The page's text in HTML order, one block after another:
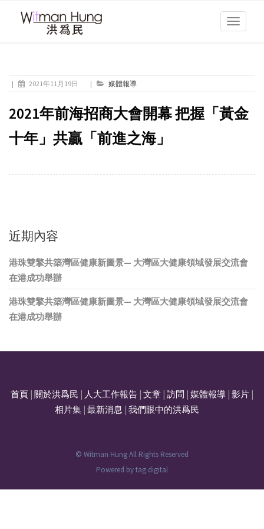
Toggle
| 2021年11月19日 | 媒體報導
2021年前海招商大會開幕 把握「黃金
十年」共贏「前進之海」
近期內容
港珠雙擎共築灣區健康新圖景— 大灣區大健康領域發展交流會
在港成功舉辦
港珠雙擎共築灣區健康新圖景— 大灣區大健康領域發展交流會
在港成功舉辦
首頁 關於洪爲民 人大工作報告 文章 訪問 媒體報導 影片
相片集| 最新消息 我們眼中的洪爲民
© Witman Hung All Rights Reserved
Powered bytag.digital